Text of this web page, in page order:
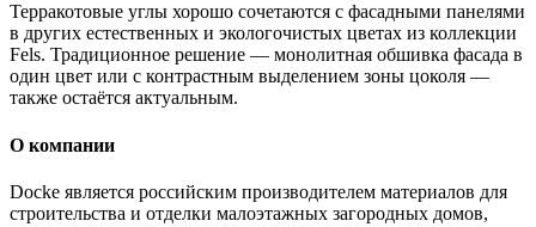
Терракотовые углы хорошо сочетаются с фасадными панелями
в других естественных и экологочистых цветах из коллекции
Fels. Традиционное решение — монолитная обшивка фасада в
один цвет или с контрастным выделением зоны цоколя —
также остаётся актуальным.
О компании
Docke является российским производителем материалов для
строительства и отделки малоэтажных загородных домов,